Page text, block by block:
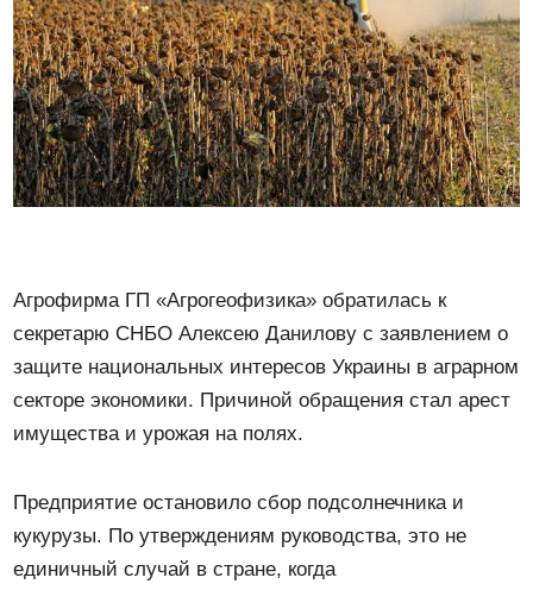
в
Агрофирма ГП «Агрогеофизика» обратилась к
секретарю СНБО Алексею Данилову с заявлением о
защите национальных интересов Украины в аграрном
секторе экономики. Причиной обращения стал арест
имущества и урожая на полях.
Предприятие остановило сбор подсолнечника и
кукурузы. По утверждениям руководства, это не
единичный случай в стране, когда